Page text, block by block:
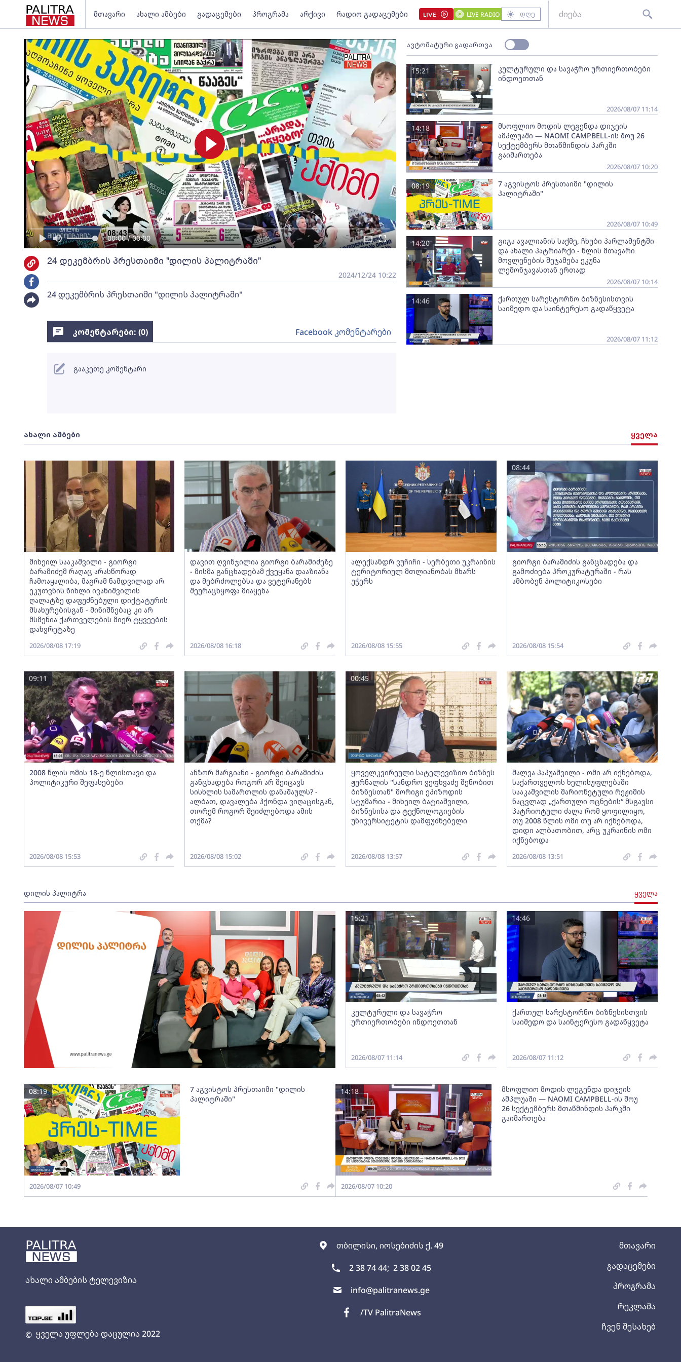
მთავარი ახალი ამბები გადაცემები პროგრამა არქივი რადიო გადაცემები LIVE LIVE RADIO დღე
ახალი ამბების ტელევიზია
© ყველა უფლება დაცულია 2022
თბილისი, იოსებიძის ქ. 49
2 38 74 44; 2 38 02 45
info@palitranews.ge
/TV PalitraNews
მთავარი
გადაცემები
პროგრამა
რეკლამა
ჩვენ შესახებ
00:00 / 00:00
24 დეკემბრის პრესთაიმი "დილის პალიტრაში"
2024/12/24 10:22
24 დეკემბრის პრესთაიმი "დილის პალიტრაში"
ავტომატური გადართვა
კულტურული და სავაჭრო ურთიერთობები
ინდოეთთან
15:21
2026/08/07 11:14
მსოფლიო მოდის ლეგენდა დიჯეის
ამპლუაში — NAOMI CAMPBELL-ის შოუ 26
სექტემბერს მთაწმინდის პარკში
გაიმართება
14:18
2026/08/07 10:20
7 აგვისტოს პრესთაიმი "დილის
პალიტრაში"
08:19
2026/08/07 10:49
გიგა ავალიანის საქმე, ჩხუბი პარლამენტში
და ახალი პატრიარქი - წლის მთავარი
მოვლენების შეჯამება ეკუნა
ლემონჯავასთან ერთად
14:20
2026/08/07 10:14
ქართულ სარესტორნო ბიზნესისთვის
საიმედო და საინტერესო გადაწყვეტა
14:46
2026/08/07 11:12
ახალი ამბები ყველა
მიხეილ სააკაშვილი - გიორგი
ბარამიძემ რაღაც არასწორად
ჩამოაყალიბა, მაგრამ ნამდვილად არ
ეკუთვნის წიხლი ივანიშვილის
ღალატზე დაფუძნებული დიქტატურის
მსახურებისგან - მინიშნებაც კი არ
მსმენია ქართველების მიერ ტყვეების
დახვრეტაზე
2026/08/08 17:19
დავით ღვინჯილია გიორგი ბარამიძეზე
- მისმა განცხადებამ ქვეყანა დააზიანა
და მებრძოლებსა და ვეტერანებს
შეურაცხყოფა მიაყენა
2026/08/08 16:18
ალექსანდრ ვუჩიჩი - სერბეთი უკრაინის
ტერიტორიულ მთლიანობას მხარს
უჭერს
2026/08/08 15:55
გიორგი ბარამიძის განცხადება და
გამოძიება პროკურატურაში - რას
ამბობენ პოლიტიკოსები
08:44
2026/08/08 15:54
2008 წლის ომის 18-ე წლისთავი და
პოლიტიკური შეფასებები
09:11
2026/08/08 15:53
ანზორ მარგიანი - გიორგი ბარამიძის
განცხადება როგორ არ შეიცავს
სისხლის სამართლის დანაშაულს? -
ალბათ, დავალება ჰქონდა ვიღაცისგან,
თორემ როგორ შეიძლებოდა ამის
თქმა?
2026/08/08 15:02
ყოველკვირეული სატელევიზიო ბიზნეს
ჟურნალის "სანდრო ვეფხვაძე შენობით
ბიზნესთან" მორიგი ეპიზოდის
სტუმარია - მიხეილ ბატიაშვილი,
ბიზნესისა და ტექნოლოგიების
უნივერსიტეტის დამფუძნებელი
00:45
2026/08/08 13:57
შალვა პაპუაშვილი - ომი არ იქნებოდა,
საქართველოს ხელისუფლებაში
სააკაშვილის მარიონეტული რეჟიმის
ნაცვლად „ქართული ოცნების“ მსგავსი
პატრიოტული ძალა რომ ყოფილიყო,
თუ 2008 წლის ომი თუ არ იქნებოდა,
დიდი ალბათობით, არც უკრაინის ომი
იქნებოდა
2026/08/08 13:51
დილის პალიტრა ყველა
კულტურული და სავაჭრო
ურთიერთობები ინდოეთთან
15:21
2026/08/07 11:14
ქართულ სარესტორნო ბიზნესისთვის
საიმედო და საინტერესო გადაწყვეტა
14:46
2026/08/07 11:12
7 აგვისტოს პრესთაიმი "დილის
პალიტრაში"
08:19
2026/08/07 10:49
მსოფლიო მოდის ლეგენდა დიჯეის
ამპლუაში — NAOMI CAMPBELL-ის შოუ
26 სექტემბერს მთაწმინდის პარკში
გაიმართება
14:18
2026/08/07 10:20
კომენტარები: (0) Facebook კომენტარები
გააკეთე კომენტარი